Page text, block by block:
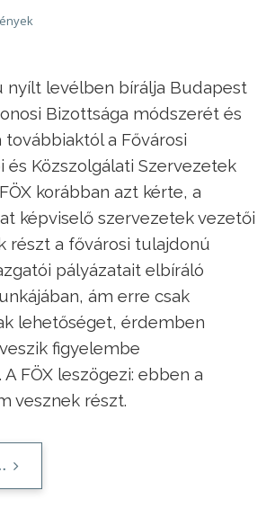
nyílt levélben bírálja Budapest
Bizottsága módszerét és
a Fővárosi
és Közszolgálati Szervezetek
korábban azt kérte, a
képviselő szervezetek vezetői
részt a fővárosi tulajdonú
pályázatait elbíráló
ám erre csak
lehetőséget, érdemben
figyelembe
FÖX leszögezi: ebben a
vesznek részt.